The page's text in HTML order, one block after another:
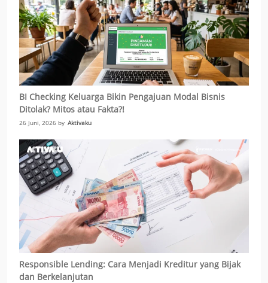
BI Checking Keluarga Bikin Pengajuan Modal Bisnis
Ditolak? Mitos atau Fakta?!
26 Juni, 2026 by Aktivaku
Responsible Lending: Cara Menjadi Kreditur yang Bijak
dan Berkelanjutan